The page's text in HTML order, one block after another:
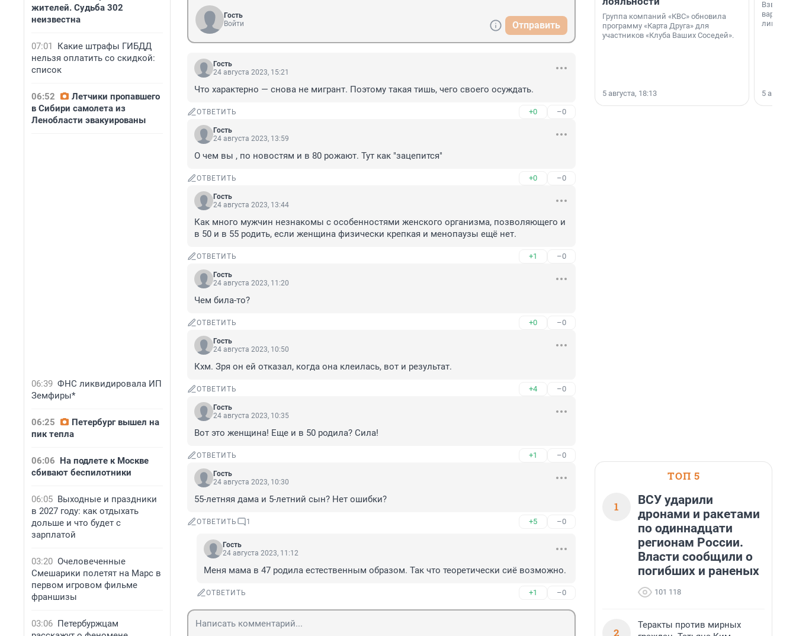
жителей. Судьба 302
неизвестна
07:01
Какие штрафы ГИБДД
нельзя оплатить со скидкой:
список
06:52
Летчики пропавшего
в Сибири самолета из
Ленобласти эвакуированы
06:39 ФНС ликвидировала ИП
Земфиры*
06:25
Петербург вышел на
пик тепла
06:06 На подлете к Москве
сбивают беспилотники
06:05 Выходные и праздники
в 2027 году: как отдыхать
дольше и что будет с
зарплатой
03:20 Очеловеченные
Смешарики полетят на Марс в
первом игровом фильме
франшизы
03:06 Петербуржцам
Гость
Войти
Отправить
Гость
24 августа 2023, 15:21
Что характерно — снова не мигрант. Поэтому такая тишь, чего своего осуждать.
ОТВЕТИТЬ +0 –0
Гость
24 августа 2023, 13:59
О чем вы , по новостям и в 80 рожают. Тут как "зацепится"
ОТВЕТИТЬ +0 –0
Гость
24 августа 2023, 13:44
Как много мужчин незнакомы с особенностями женского организма, позволяющего и
в 50 и в 55 родить, если женщина физически крепкая и менопаузы ещё нет.
ОТВЕТИТЬ +1 –0
Гость
24 августа 2023, 11:20
Чем била-то?
ОТВЕТИТЬ +0 –0
Гость
24 августа 2023, 10:50
Кхм. Зря он ей отказал, когда она клеилась, вот и результат.
ОТВЕТИТЬ +4 –0
Гость
24 августа 2023, 10:35
Вот это женщина! Еще и в 50 родила? Сила!
ОТВЕТИТЬ +1 –0
Гость
24 августа 2023, 10:30
55-летняя дама и 5-летний сын? Нет ошибки?
ОТВЕТИТЬ 1 +5 –0
Гость
24 августа 2023, 11:12
Меня мама в 47 родила естественным образом. Так что теоретически сиё возможно.
ОТВЕТИТЬ +1 –0
Группа компаний «КВС» обновила
программу «Карта Друга» для
участников «Клуба Ваших Соседей».
5 августа, 18:13
лишнего
5
ТОП 5
1
ВСУ ударили
дронами и ракетами
по одиннадцати
регионам России.
Власти сообщили о
погибших и раненых
101 118
2
Теракты против мирных